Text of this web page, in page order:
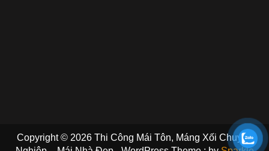
Copyright © 2026 Thi Công Mái Tôn, Máng Xối Chuyên